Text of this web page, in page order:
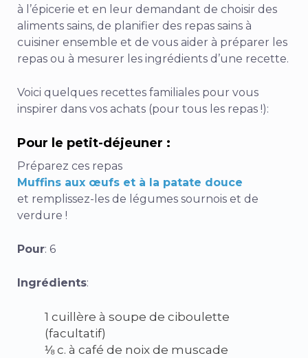
à l’épicerie et en leur demandant de choisir des
aliments sains, de planifier des repas sains à
cuisiner ensemble et de vous aider à préparer les
repas ou à mesurer les ingrédients d’une recette.
Voici quelques recettes familiales pour vous
inspirer dans vos achats (pour tous les repas !):
Pour le petit-déjeuner :
Préparez ces repas
Muffins aux œufs et à la patate douce
et remplissez-les de légumes sournois et de
verdure !
Pour: 6
Ingrédients:
1 cuillère à soupe de ciboulette
(facultatif)
⅛ c. à café de noix de muscade